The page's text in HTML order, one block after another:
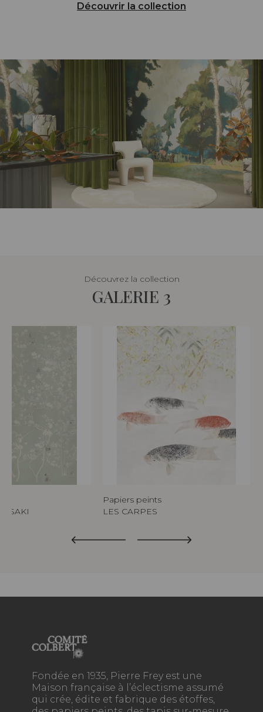
Découvrir la collection
Découvrez la collection
GALERIE 3
Papiers peints
LES CARPES
Fondée en 1935, Pierre Frey est une
Maison française à l’éclectisme assumé
qui crée, édite et fabrique des étoffes,